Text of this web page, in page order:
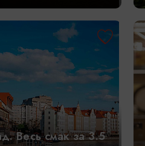
Весь смак за 3.5